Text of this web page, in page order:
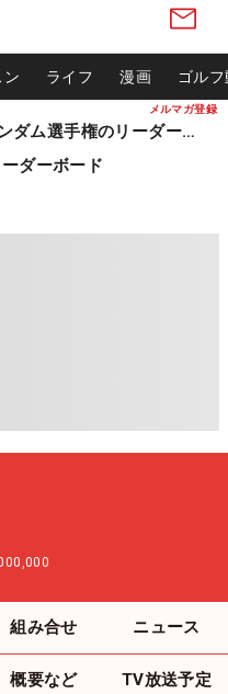
メルマガ登録
ン ライフ 漫画 ゴル
松山英樹ら出場 ウィンダム選手権のリーダーボード
ダーボード
組み合せ ニュース
概要など TV放送予定